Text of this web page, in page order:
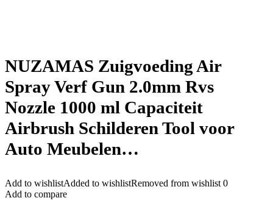
NUZAMAS Zuigvoeding Air
Spray Verf Gun 2.0mm Rvs
Nozzle 1000 ml Capaciteit
Airbrush Schilderen Tool voor
Auto Meubelen…
Add to wishlistAdded to wishlistRemoved from wishlist 0
Add to compare